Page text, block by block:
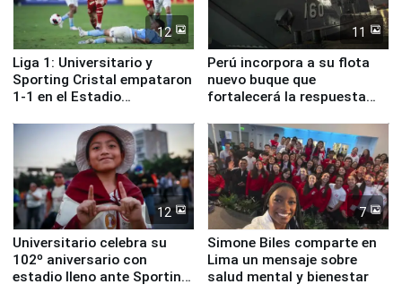
12
Liga 1: Universitario y
Sporting Cristal empataron
1-1 en el Estadio
11
Perú incorpora a su flota
nuevo buque que
fortalecerá la respuesta
12
Universitario celebra su
102º aniversario con
estadio lleno ante Sporting
7
Simone Biles comparte en
Lima un mensaje sobre
salud mental y bienestar